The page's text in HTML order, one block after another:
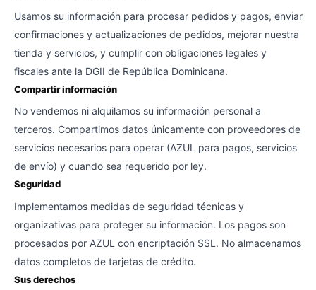
Usamos su información para procesar pedidos y pagos, enviar
confirmaciones y actualizaciones de pedidos, mejorar nuestra
tienda y servicios, y cumplir con obligaciones legales y
fiscales ante la DGII de República Dominicana.
Compartir información
No vendemos ni alquilamos su información personal a
terceros. Compartimos datos únicamente con proveedores de
servicios necesarios para operar (AZUL para pagos, servicios
de envío) y cuando sea requerido por ley.
Seguridad
Implementamos medidas de seguridad técnicas y
organizativas para proteger su información. Los pagos son
procesados por AZUL con encriptación SSL. No almacenamos
datos completos de tarjetas de crédito.
Sus derechos